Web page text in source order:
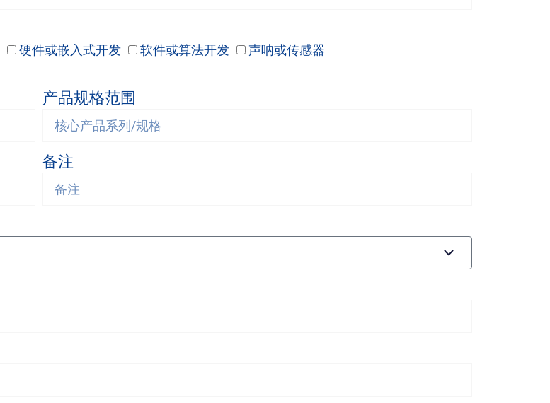
硬件或嵌入式开发 软件或算法开发
声呐或传感器
产品规格范围
备注